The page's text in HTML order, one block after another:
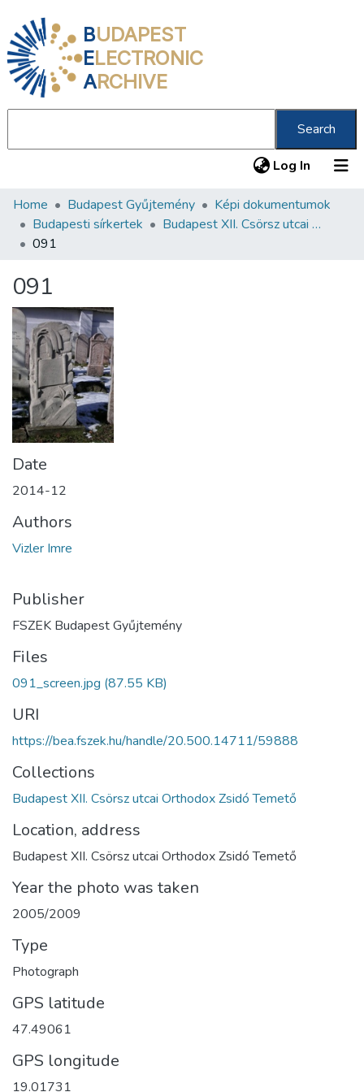
BUDAPEST
ELECTRONIC
ARCHIVE
Search
Log In (current)
Communities & Collections
All of DSpace
About us
Home Budapest Gyűjtemény
Képi dokumentumok
Budapesti sírkertek
Budapest XII. Csörsz utcai Orthodox Zsidó Temető
091
091
Date
2014-12
Authors
Vizler Imre
Publisher
FSZEK Budapest Gyűjtemény
Files
091_screen.jpg (87.55 KB)
URI
https://bea.fszek.hu/handle/20.500.14711/59888
Collections
Budapest XII. Csörsz utcai Orthodox Zsidó Temető
Location, address
Budapest XII. Csörsz utcai Orthodox Zsidó Temető
Year the photo was taken
2005/2009
Type
Photograph
GPS latitude
47.49061
GPS longitude
19.01731